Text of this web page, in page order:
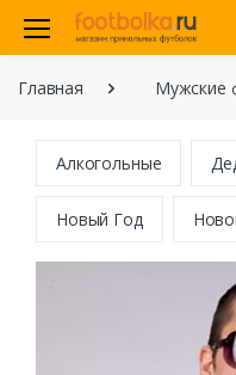
Главная Мужские
Алкогольные
Новый Год